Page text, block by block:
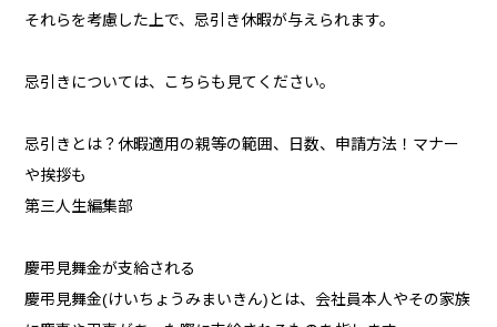
それらを考慮した上で、忌引き休暇が与えられます。
忌引きについては、こちらも見てください。
忌引きとは？休暇適用の親等の範囲、日数、申請方法！マナー
や挨拶も
第三人生編集部
慶弔見舞金が支給される
慶弔見舞金(けいちょうみまいきん)とは、会社員本人やその家族